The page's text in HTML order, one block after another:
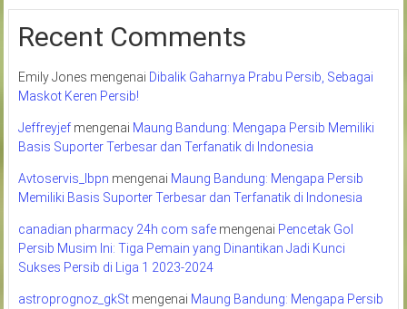
Recent Comments
Emily Jones mengenai Dibalik Gaharnya Prabu Persib, Sebagai
Maskot Keren Persib!
Jeffreyjefmengenai Maung Bandung: Mengapa Persib Memiliki
Basis Suporter Terbesar dan Terfanatik di Indonesia
Avtoservis_lbpn mengenai Maung Bandung: Mengapa Persib
Memiliki Basis Suporter Terbesar dan Terfanatik di Indonesia
canadian pharmacy 24h com safemengenai Pencetak Gol
Persib Musim Ini: Tiga Pemain yang Dinantikan Jadi Kunci
Sukses Persib di Liga 1 2023-2024
astroprognoz_gkStmengenai Maung Bandung: Mengapa Persib